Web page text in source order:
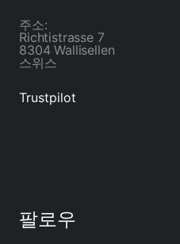
주소:
Richtistrasse 7
8304 Wallisellen
스위스
Trustpilot
팔로우